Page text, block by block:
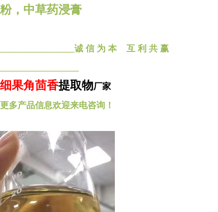
粉，中草药浸膏
_________________诚 信 为 本 互 利 共 赢
细果角茴香提取物厂家
更多产品信息欢迎来电咨询！